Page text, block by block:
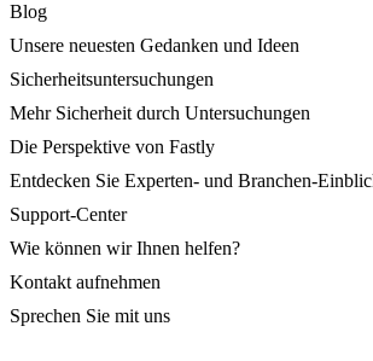
Blog
Unsere neuesten Gedanken und Ideen
Sicherheitsuntersuchungen
Mehr Sicherheit durch Untersuchungen
Die Perspektive von Fastly
Entdecken Sie Experten- und Branchen-
Support-Center
Wie können wir Ihnen helfen?
Kontakt aufnehmen
Sprechen Sie mit uns